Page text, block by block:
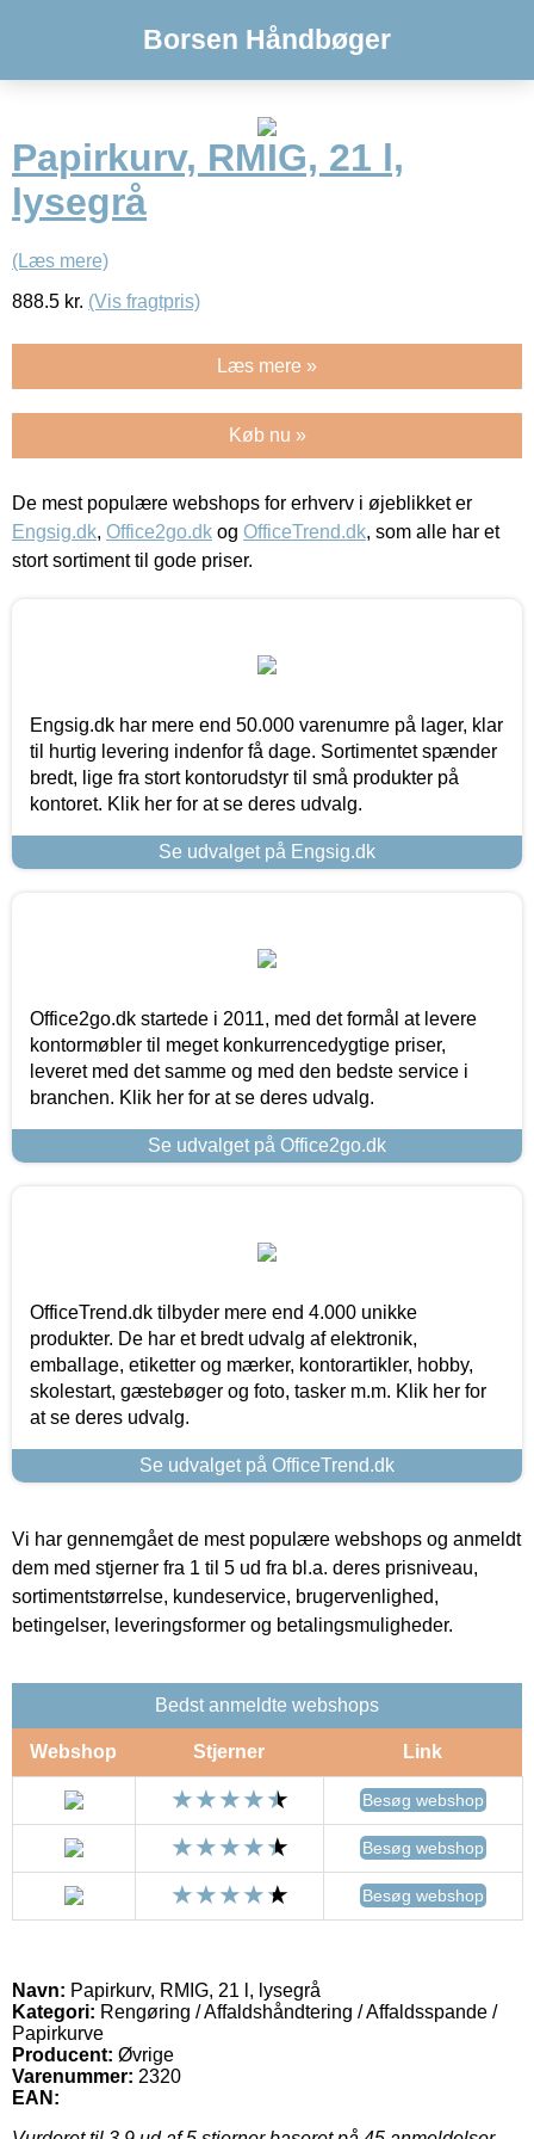
Borsen Håndbøger
Papirkurv, RMIG, 21 l,
lysegrå
(Læs mere)
888.5 kr. (Vis fragtpris)
Læs mere »
Køb nu »
De mest populære webshops for erhverv i øjeblikket er
Engsig.dk, Office2go.dk og OfficeTrend.dk, som alle har et
stort sortiment til gode priser.
Engsig.dk har mere end 50.000 varenumre på lager, klar
til hurtig levering indenfor få dage. Sortimentet spænder
bredt, lige fra stort kontorudstyr til små produkter på
kontoret. Klik her for at se deres udvalg.
Se udvalget på Engsig.dk
Office2go.dk startede i 2011, med det formål at levere
kontormøbler til meget konkurrencedygtige priser,
leveret med det samme og med den bedste service i
branchen. Klik her for at se deres udvalg.
Se udvalget på Office2go.dk
OfficeTrend.dk tilbyder mere end 4.000 unikke
produkter. De har et bredt udvalg af elektronik,
emballage, etiketter og mærker, kontorartikler, hobby,
skolestart, gæstebøger og foto, tasker m.m. Klik her for
at se deres udvalg.
Se udvalget på OfficeTrend.dk
Vi har gennemgået de mest populære webshops og anmeldt
dem med stjerner fra 1 til 5 ud fra bl.a. deres prisniveau,
sortimentstørrelse, kundeservice, brugervenlighed,
betingelser, leveringsformer og betalingsmuligheder.
Bedst anmeldte webshops
Webshop Stjerner Link
Besøg webshop
Besøg webshop
Besøg webshop
Navn: Papirkurv, RMIG, 21 l, lysegrå
Kategori: Rengøring / Affaldshåndtering / Affaldsspande /
Papirkurve
Producent: Øvrige
Varenummer: 2320
EAN: